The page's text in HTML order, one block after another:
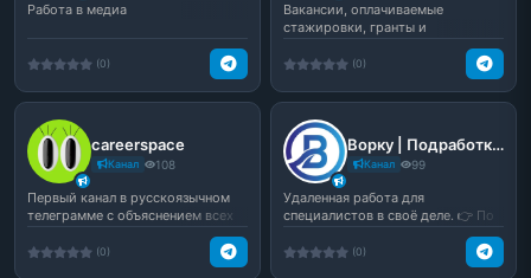
Работа в медиа
(0)
Вакансии, оплачиваемые
стажировки, гранты и
рубежом.
(0)
careerspace
Канал 108
Первый канал в русскоязычном
телеграмме с объяснением всех
(0)
Ворку | Подработка удаленно
Канал 99
Удаленная работа для
специалистов в своё деле. 👉 По
(0)